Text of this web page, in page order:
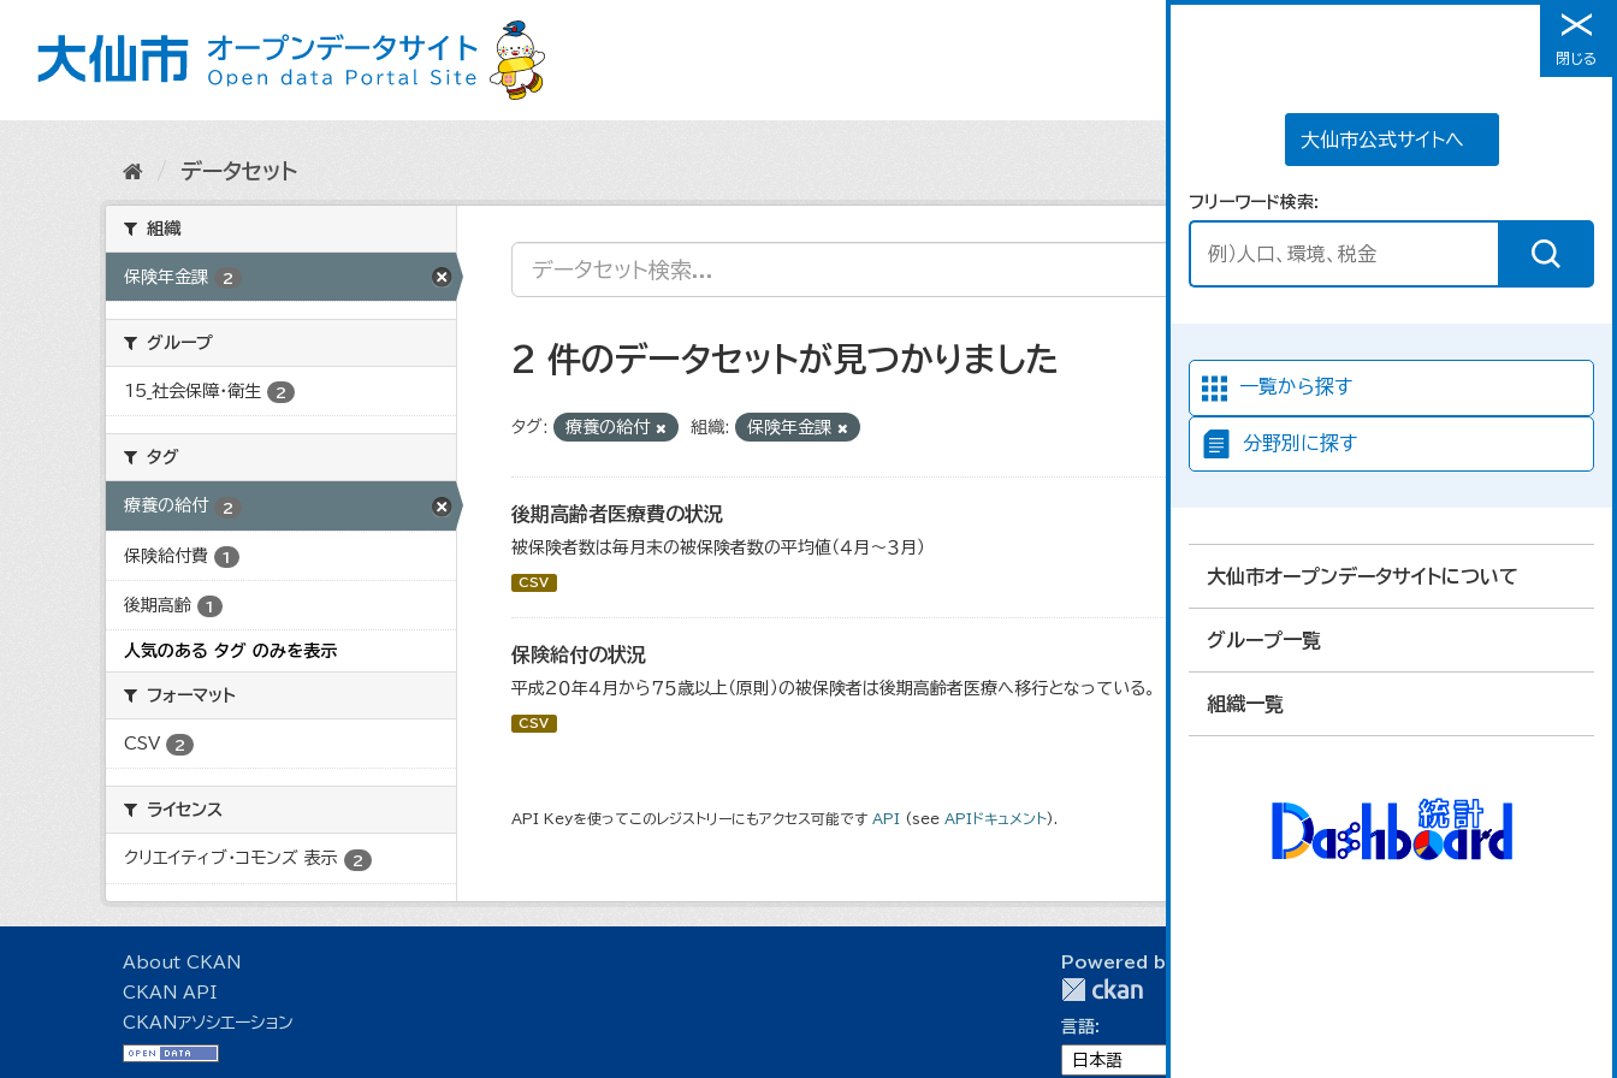
メニュー
大仙市公式サイトへ
フリーワード検索
一覧から探す
分野別に探す
大仙市オープンデータサイトについて
グループ一覧
組織一覧
閉じる
データセット
組織
保険年金課 2
グループ
15_社会保障・衛生 2
タグ
療養の給付 2
保険給付費 1
後期高齢 1
人気のある タグ のみを表示
フォーマット
CSV 2
ライセンス
クリエイティブ・コモンズ 表示 2
2 件のデータセットが見つかりました
タグ: 療養の給付 組織: 保険年金課
後期高齢者医療費の状況
被保険者数は毎月末の被保険者数の平均値（４月～３月）
CSV
保険給付の状況
平成２０年４月から７５歳以上（原則）の被保険者は後期高齢者医療へ移行となっている。
CSV
API Keyを使ってこのレジストリーにもアクセス可能です API (see APIドキュメント).
About CKAN
CKAN API
CKANアソシエーション
Powered by
言語